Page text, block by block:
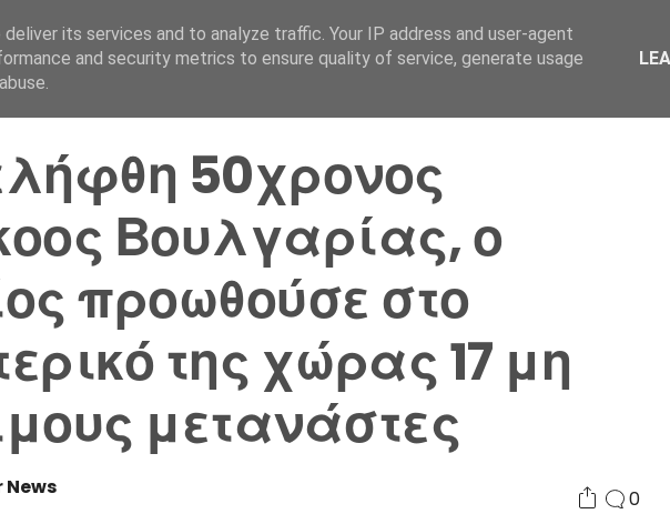
Αρχική Σελίδα Ελλάδα Συνδικαλισμός Σ.Α.
50χρονος
Βουλγαρίας, ο
προωθούσε στο
της χώρας 17 μη
μετανάστες
News 0
its services and to analyze traffic. Your IP address and user-agent
and security metrics to ensure quality of service, generate usage